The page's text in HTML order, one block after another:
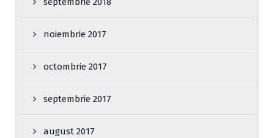
noiembrie 2017
octombrie 2017
septembrie 2017
august 2017